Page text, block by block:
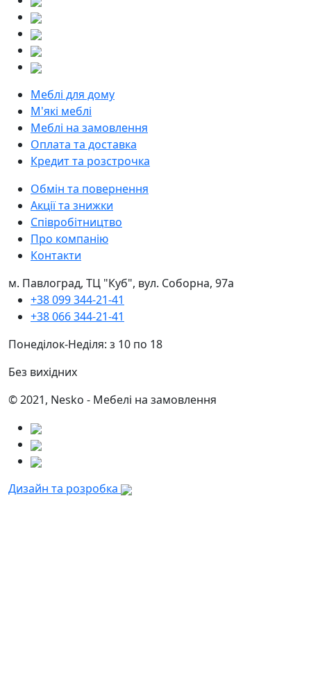
Меблі для дому
М'які меблі
Меблі на замовлення
Оплата та доставка
Кредит та розстрочка
Обмін та повернення
Акції та знижки
Співробітництво
Про компанію
Контакти
м. Павлоград, ТЦ "Куб", вул. Соборна, 97а
+38 099 344-21-41
+38 066 344-21-41
Понеділок-Неділя: з 10 по 18
Без вихідних
© 2021, Nesko - Мебелі на замовлення
Дизайн та розробка